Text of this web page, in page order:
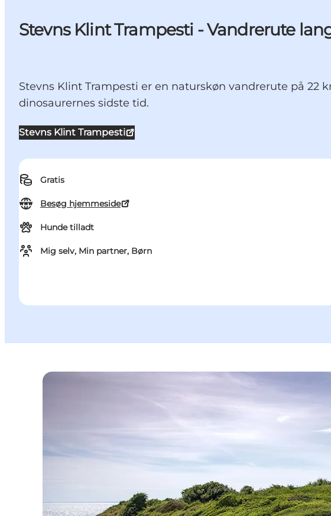
Stevns Klint Trampesti - Vandrerute
Stevns Klint Trampesti er en naturskøn vandrerute på 22
dinosaurernes sidste tid.
Stevns Klint Trampesti
Gratis
Besøg hjemmeside
Hunde tilladt
Mig selv, Min partner, Børn